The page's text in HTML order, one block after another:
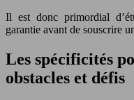
Il est donc primordial
garantie avant de souscrire
Les spécificités
obstacles et défis